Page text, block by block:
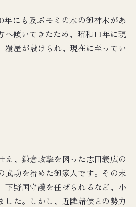
にも及ぶモミの木の御神木があ
へ傾いてきたため、昭和11年に現
覆屋が設けられ、現在に至ってい
え、鎌倉攻撃を図った志田義広の
武功を治めた御家人です。その末
下野国守護を任ぜられるなど、小
した。しかし、近隣諸侯との勢力